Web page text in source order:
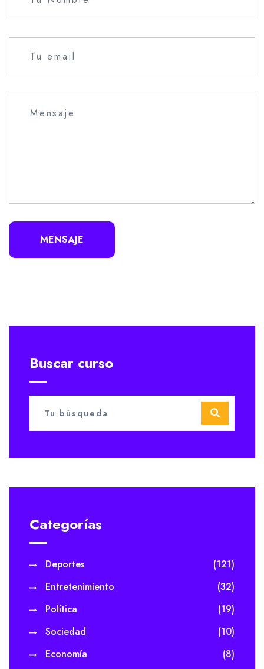
MENSAJE
Buscar curso
Categorías
Deportes
(121)
Entretenimiento
(32)
Política
(19)
Sociedad
(10)
Economía
(8)